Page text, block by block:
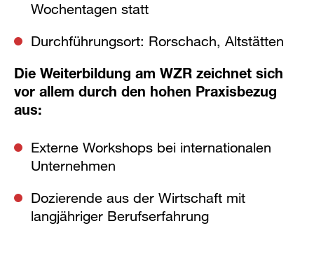
Wochentagen statt
Durchführungsort: Rorschach, Altstätten
Die Weiterbildung am WZR zeichnet sich
vor allem durch den hohen Praxisbezug
aus:
Externe Workshops bei internationalen
Unternehmen
Dozierende aus der Wirtschaft mit
langjähriger Berufserfahrung